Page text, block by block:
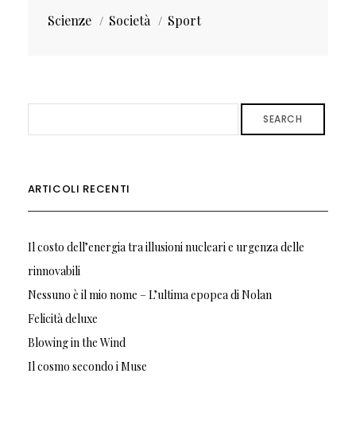
Scienze
Società Sport
SEARCH
ARTICOLI RECENTI
Il costo dell’energia tra illusioni nucleari e urgenza delle
rinnovabili
Nessuno è il mio nome – L’ultima epopea di Nolan
Felicità deluxe
Blowing in the Wind
Il cosmo secondo i Muse